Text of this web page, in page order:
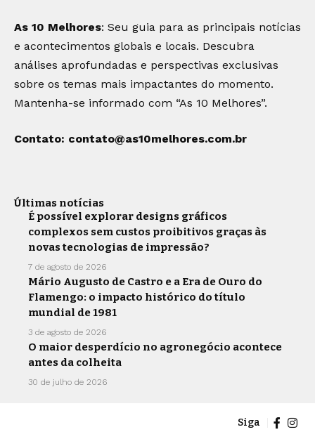
As 10 Melhores: Seu guia para as principais notícias
e acontecimentos globais e locais. Descubra
análises aprofundadas e perspectivas exclusivas
sobre os temas mais impactantes do momento.
Mantenha-se informado com “As 10 Melhores”.
Contato: contato@as10melhores.com.br
Últimas notícias
É possível explorar designs gráficos
complexos sem custos proibitivos graças às
novas tecnologias de impressão?
7 de agosto de 2026
Mário Augusto de Castro e a Era de Ouro do
Flamengo: o impacto histórico do título
mundial de 1981
3 de agosto de 2026
O maior desperdício no agronegócio acontece
antes da colheita
30 de julho de 2026
Siga